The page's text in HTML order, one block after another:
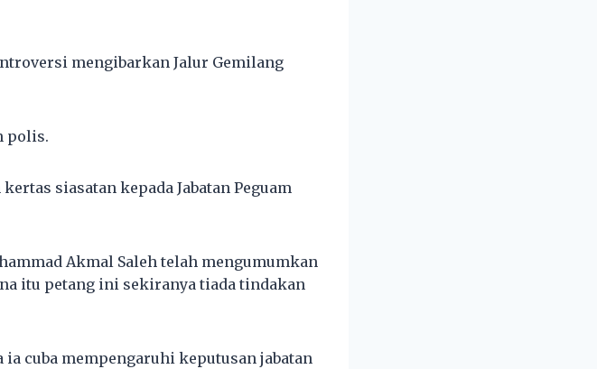
mengibarkan Jalur Gemilang
polis.
siasatan kepada Jabatan Peguam
Akmal Saleh telah mengumumkan
itu petang ini sekiranya tiada tindakan
cuba mempengaruhi keputusan jabatan